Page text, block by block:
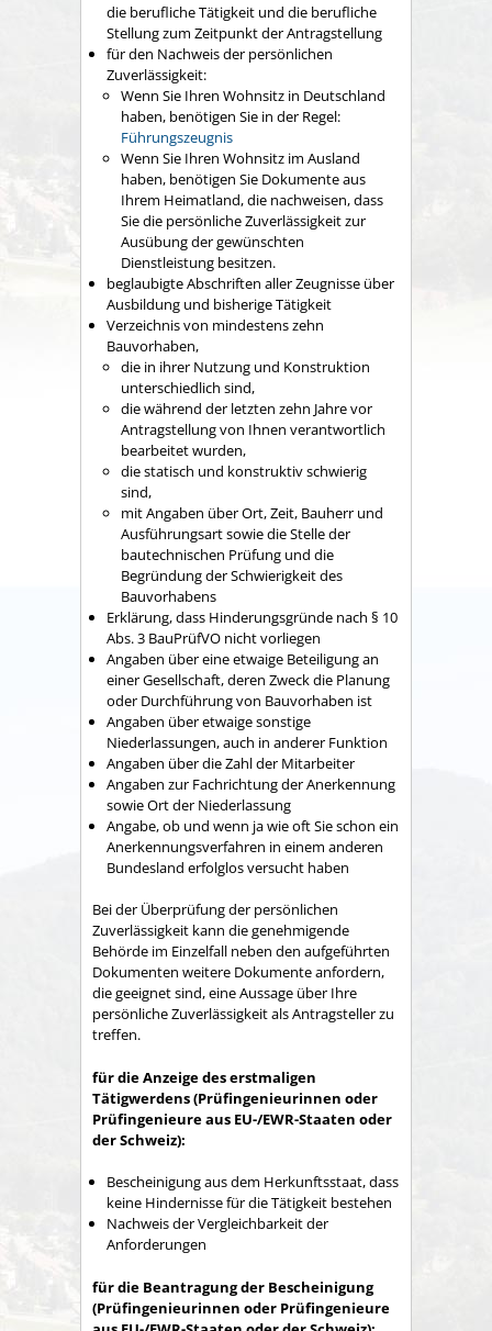
die berufliche Tätigkeit und die berufliche
Stellung zum Zeitpunkt der Antragstellung
für den Nachweis der persönlichen
Zuverlässigkeit:
Wenn Sie Ihren Wohnsitz in Deutschland
haben, benötigen Sie in der Regel:
Führungszeugnis
Wenn Sie Ihren Wohnsitz im Ausland
haben, benötigen Sie Dokumente aus
Ihrem Heimatland, die nachweisen, dass
Sie die persönliche Zuverlässigkeit zur
Ausübung der gewünschten
Dienstleistung besitzen.
beglaubigte Abschriften aller Zeugnisse über
Ausbildung und bisherige Tätigkeit
Verzeichnis von mindestens zehn
Bauvorhaben,
die in ihrer Nutzung und Konstruktion
unterschiedlich sind,
die während der letzten zehn Jahre vor
Antragstellung von Ihnen verantwortlich
bearbeitet wurden,
die statisch und konstruktiv schwierig
sind,
mit Angaben über Ort, Zeit, Bauherr und
Ausführungsart sowie die Stelle der
bautechnischen Prüfung und die
Begründung der Schwierigkeit des
Bauvorhabens
Erklärung, dass Hinderungsgründe nach § 10
Abs. 3 BauPrüfVO nicht vorliegen
Angaben über eine etwaige Beteiligung an
einer Gesellschaft, deren Zweck die Planung
oder Durchführung von Bauvorhaben ist
Angaben über etwaige sonstige
Niederlassungen, auch in anderer Funktion
Angaben über die Zahl der Mitarbeiter
Angaben zur Fachrichtung der Anerkennung
sowie Ort der Niederlassung
Angabe, ob und wenn ja wie oft Sie schon ein
Anerkennungsverfahren in einem anderen
Bundesland erfolglos versucht haben
Bei der Überprüfung der persönlichen
Zuverlässigkeit kann die genehmigende
Behörde im Einzelfall neben den aufgeführten
Dokumenten weitere Dokumente anfordern,
die geeignet sind, eine Aussage über Ihre
persönliche Zuverlässigkeit als Antragsteller zu
treffen.
für die Anzeige des erstmaligen
Tätigwerdens (Prüfingenieurinnen oder
Prüfingenieure aus EU-/EWR-Staaten oder
der Schweiz):
Bescheinigung aus dem Herkunftsstaat, dass
keine Hindernisse für die Tätigkeit bestehen
Nachweis der Vergleichbarkeit der
Anforderungen
für die Beantragung der Bescheinigung
(Prüfingenieurinnen oder Prüfingenieure